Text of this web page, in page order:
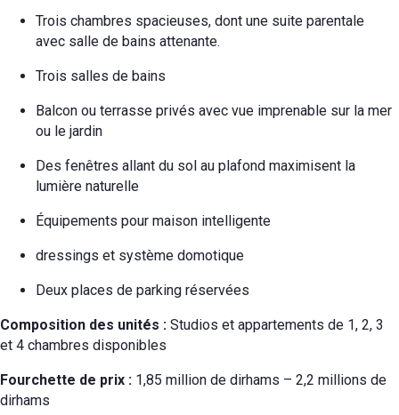
Trois chambres spacieuses, dont une suite parentale
avec salle de bains attenante.
Trois salles de bains
Balcon ou terrasse privés avec vue imprenable sur la mer
ou le jardin
Des fenêtres allant du sol au plafond maximisent la
lumière naturelle
Équipements pour maison intelligente
dressings et système domotique
Deux places de parking réservées
Composition des unités : Studios et appartements de 1, 2, 3
et 4 chambres disponibles
Fourchette de prix : 1,85 million de dirhams – 2,2 millions de
dirhams